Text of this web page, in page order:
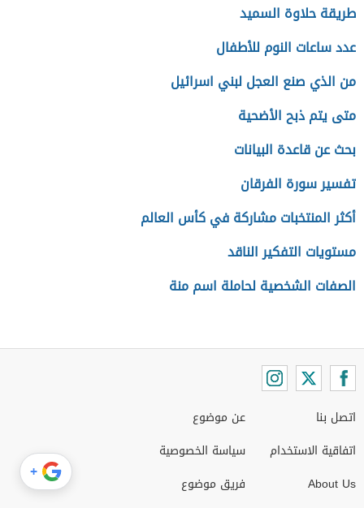
طريقة حلاوة السميد
عدد ساعات النوم للأطفال
من الذي صنع العجل لبني اسرائيل
متى يتم ذبح الأضحية
بحث عن قاعدة البيانات
تفسير سورة الفرقان
أكثر المنتخبات مشاركة في كأس العالم
مستويات التفكير الناقد
الصفات الشخصية لحاملة اسم منة
اتصل بنا
اتفاقية الاستخدام
About Us
عن موضوع
سياسة الخصوصية
فريق موضوع
+